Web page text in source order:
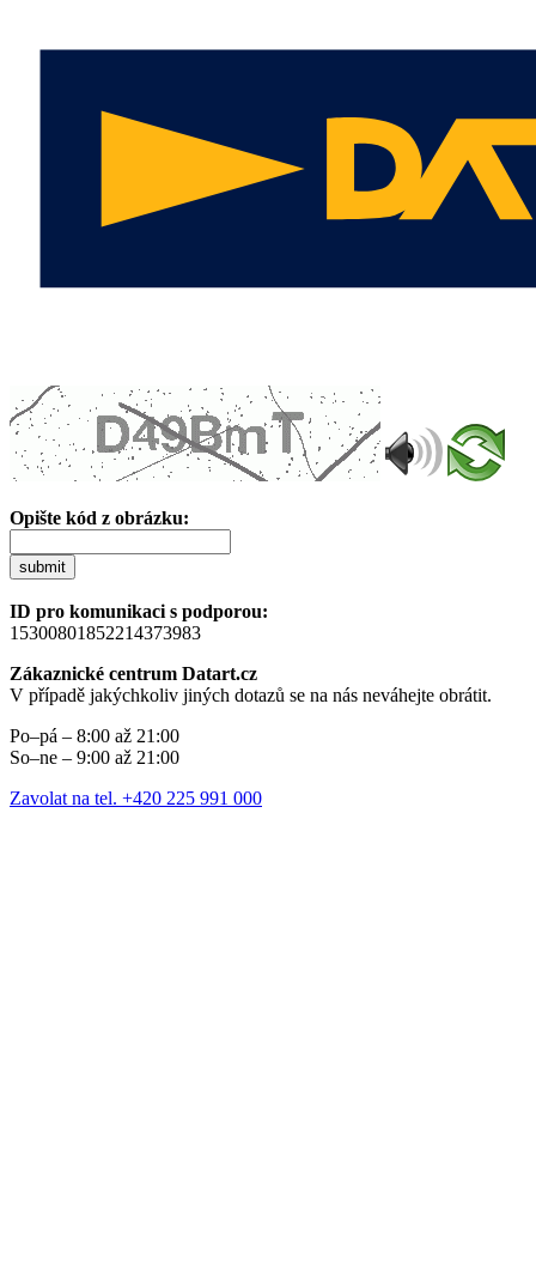
Opište kód z obrázku:
submit
ID pro komunikaci s podporou:
15300801852214373983
Zákaznické centrum Datart.cz
V případě jakýchkoliv jiných dotazů se na nás neváhejte obrátit.
Po–pá – 8:00 až 21:00
So–ne – 9:00 až 21:00
Zavolat na tel. +420 225 991 000